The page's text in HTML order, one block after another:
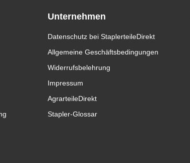
Unternehmen
Datenschutz bei StaplerteileDirekt
Allgemeine Geschäftsbedingungen
Widerrufsbelehrung
Impressum
AgrarteileDirekt
Stapler-Glossar